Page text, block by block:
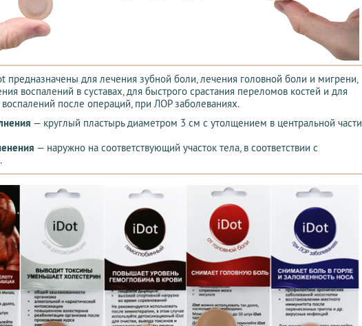
предназначены для лечения зубной боли, лечения головной боли и мигрени,
воспалений в суставах, для быстрого срастания переломов костей и для
после операций, при ЛОР заболеваниях.
— круглый пластырь диаметром 3 см с утолщением в центральной части
— наружно на соответствующий участок тела, в соответствии с